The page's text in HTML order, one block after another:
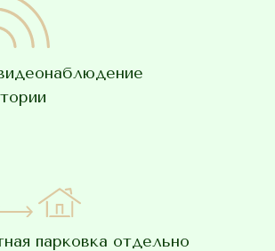
парковка отдельно